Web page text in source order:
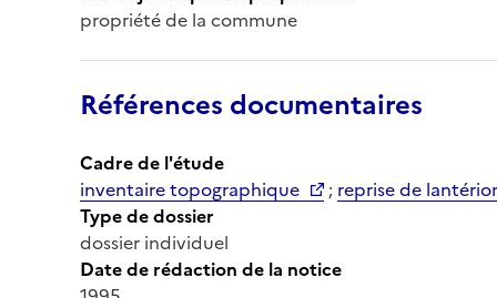
propriété de la commune
Références documentaires
Cadre de l'étude
inventaire topographique
; reprise de
Type de dossier
dossier individuel
Date de rédaction de la notice